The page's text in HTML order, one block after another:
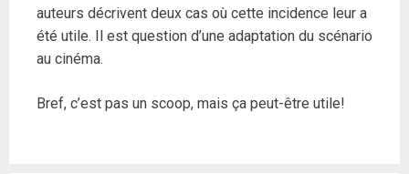
auteurs décrivent deux cas où cette incidence leur a
été utile. Il est question d’une adaptation du scénario
au cinéma.
Bref, c’est pas un scoop, mais ça peut-être utile!